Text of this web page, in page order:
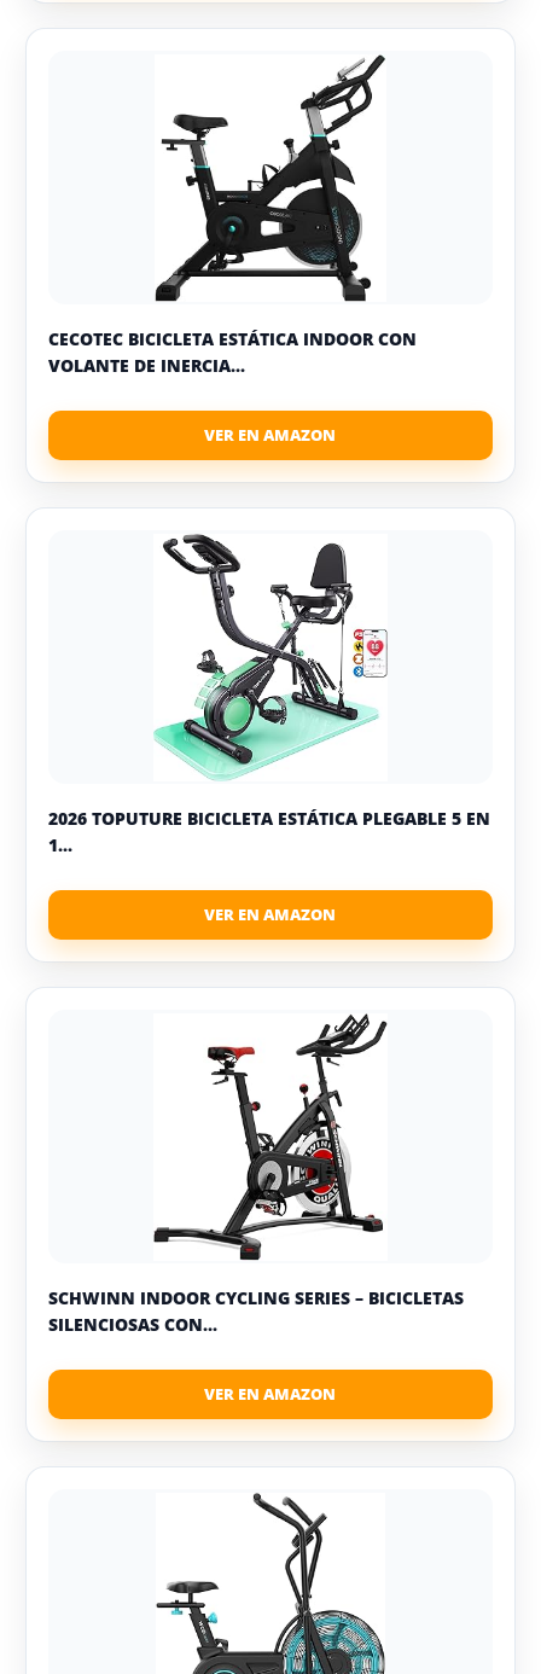
CECOTEC BICICLETA ESTÁTICA INDOOR CON
VOLANTE DE INERCIA...
2026 TOPUTURE BICICLETA ESTÁTICA PLEGABLE 5 EN
1...
SCHWINN INDOOR CYCLING SERIES – BICICLETAS
SILENCIOSAS CON...